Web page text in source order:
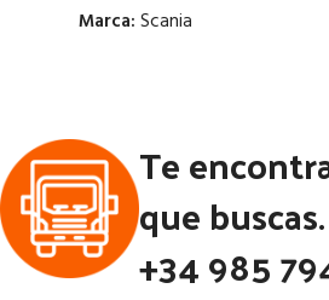
Marca: Scania
Ubicación:
Notas:
Código Pieza:55923
Te
que
+34 985